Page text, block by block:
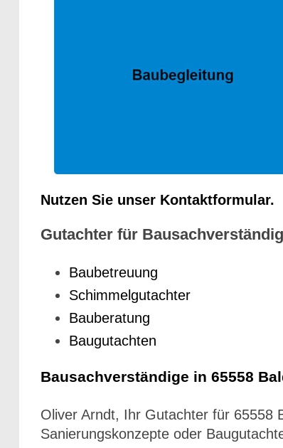
Nutzen Sie unser Kontaktformular.
Gutachter für
Baubetreuung
Schimmelgutachter
Bauberatung
Baugutachten
Bausachverständige in 65558
Oliver Arndt, Ihr Gutachter für 65558
Sanierungskonzepte oder